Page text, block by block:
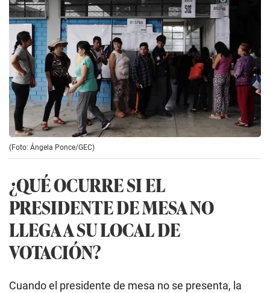
(Foto: Ángela Ponce/GEC)
¿QUÉ OCURRE SI EL
PRESIDENTE DE MESA NO
LLEGA A SU LOCAL DE
VOTACIÓN?
Cuando el presidente de mesa no se presenta, la